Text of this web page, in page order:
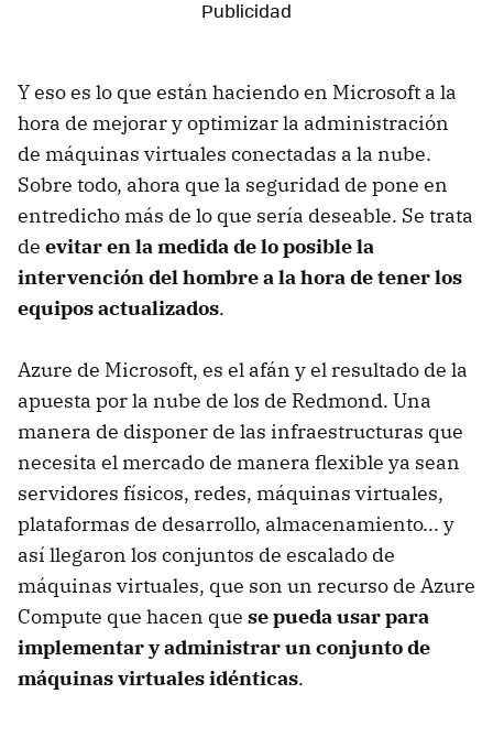
Y eso es lo que están haciendo en Microsoft a la
hora de mejorar y optimizar la administración
de máquinas virtuales conectadas a la nube.
Sobre todo, ahora que la seguridad de pone en
entredicho más de lo que sería deseable. Se trata
de evitar en la medida de lo posible la
intervención del hombre a la hora de tener los
equipos actualizados.
Azure de Microsoft, es el afán y el resultado de la
apuesta por la nube de los de Redmond. Una
manera de disponer de las infraestructuras que
necesita el mercado de manera flexible ya sean
servidores físicos, redes, máquinas virtuales,
plataformas de desarrollo, almacenamiento... y
así llegaron los conjuntos de escalado de
máquinas virtuales, que son un recurso de Azure
Compute que hacen que se pueda usar para
implementar y administrar un conjunto de
máquinas virtuales idénticas.